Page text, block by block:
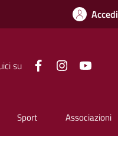
su Facebook Instagram
Sport Associazioni